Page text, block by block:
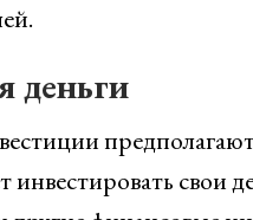
деньги
свои